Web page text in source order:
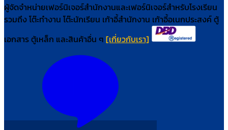
ผู้จัดจำหน่ายเฟอร์นิเจอร์สำนักงานและเฟอร์นิเจอร์สำหรับโรงเรียน
รวมถึง โต๊ะทำงาน โต๊ะนักเรียน เก้าอี้สำนักงาน เก้าอี้อเนกประสงค์ ตู้
เอกสาร ตู้เหล็ก และสินค้าอื่น ๆ [เกี่ยวกับเรา]